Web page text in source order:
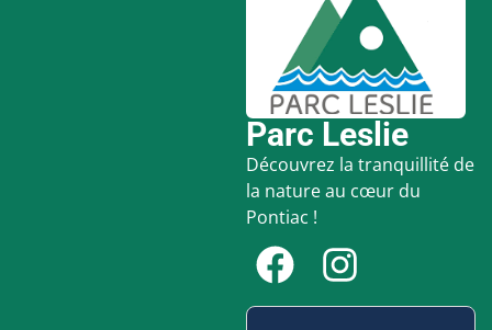
Parc Leslie
Découvrez la tranquillité de
la nature au cœur du
Pontiac !